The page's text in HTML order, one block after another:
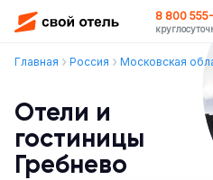
8 800
Главная Россия Московская
Отели и
гостиницы
Гребнево